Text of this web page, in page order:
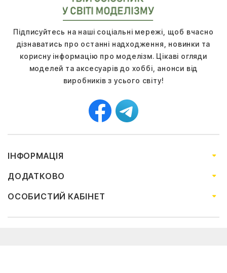
Підписуйтесь на наші соціальні мережі, щоб вчасно
дізнаватись про останні надходження, новинки та
корисну інформацію про моделізм. Цікаві огляди
моделей та аксесуарів до хоббі, анонси від
виробників з усього світу!
ІНФОРМАЦІЯ
ДОДАТКОВО
ОСОБИСТИЙ КАБІНЕТ